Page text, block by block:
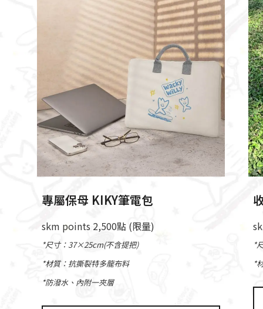
專屬保母 KIKY筆電包
skm points 2,500點 (限量)
*尺寸：37×25cm(不含提把)
*材質：抗撕裂特多龍布料
*防潑水、內附一夾層
*
*